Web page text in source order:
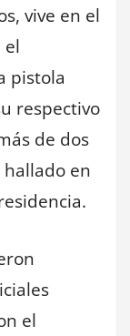
vive en el
el
pistola
respectivo
de dos
en
el